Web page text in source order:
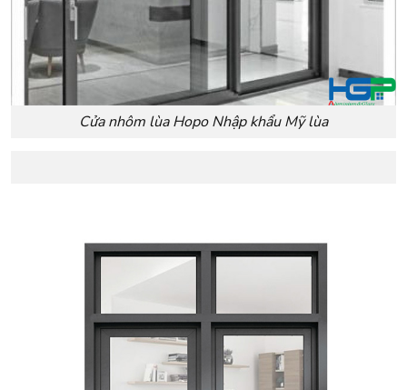
Cửa nhôm lùa Hopo Nhập khẩu Mỹ lùa